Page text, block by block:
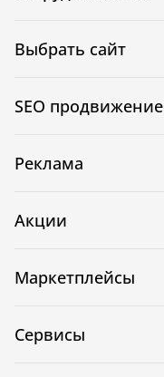
Выбрать сайт
SEO продвижение
Реклама
Акции
Маркетплейсы
Сервисы